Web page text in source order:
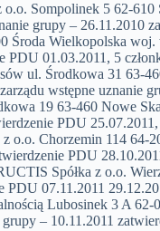
Sompolinek 5 62-
grupy – 26.11.2010
Wielkopolska
01.03.2011, 5
ul. Środkowa 31 63-
wstępne uznanie
19 63-460 Nowe
PDU
Chorzemin 114 64-
PDU
Spółka z o.o.
07.11.2011
Lubosinek 3 A
– 10.11.2011